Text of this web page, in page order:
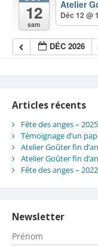
12
sam
Atelier
Déc 12 @
DÉC 2026
Articles récents
Fête des anges – 2025
Témoignage d’un
Atelier Goûter fin
Atelier Goûter fin
Fête des anges – 2022
Newsletter
Prénom